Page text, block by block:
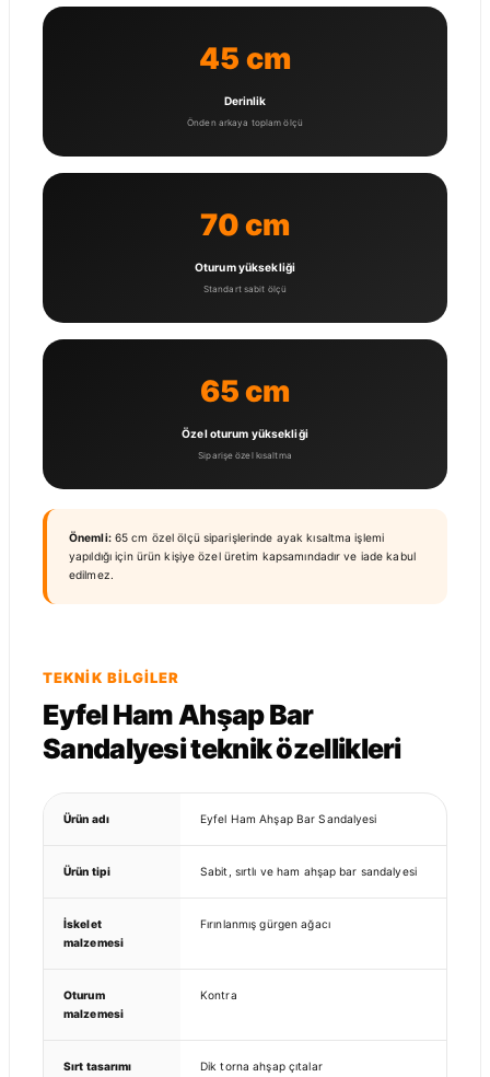
45 cm
Derinlik
Önden arkaya toplam ölçü
70 cm
Oturum yüksekliği
Standart sabit ölçü
65 cm
Özel oturum yüksekliği
Siparişe özel kısaltma
Önemli:65 cm özel ölçü siparişlerinde ayak kısaltma işlemi
yapıldığı için ürün kişiye özel üretim kapsamındadır ve iade kabul
edilmez.
TEKNIK BILGILER
Eyfel Ham Ahşap Bar
Sandalyesi teknik özellikleri
Ürün adı Eyfel Ham Ahşap Bar Sandalyesi
Ürün tipi Sabit, sırtlı ve ham ahşap bar sandalyesi
İskelet
malzemesi
Fırınlanmış gürgen ağacı
Oturum
malzemesi
Kontra
Sırt tasarımı Dik torna ahşap çıtalar